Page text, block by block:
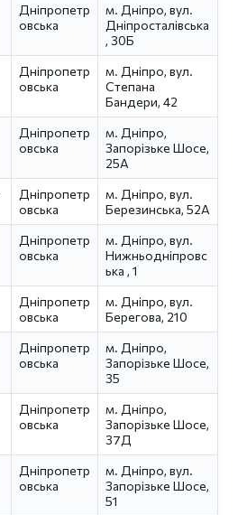
Дніпропетр
овська
м. Дніпро, вул.
Дніпросталівська
, 30Б
Дніпропетр
овська
м. Дніпро, вул.
Степана
Бандери, 42
Дніпропетр
овська
м. Дніпро,
Запорізьке Шосе,
25А
Дніпропетр
овська
м. Дніпро, вул.
Березинська, 52А
Дніпропетр
овська
м. Дніпро, вул.
Нижньодніпровс
ька , 1
Дніпропетр
овська
м. Дніпро, вул.
Берегова, 210
Дніпропетр
овська
м. Дніпро,
Запорізьке Шосе,
35
Дніпропетр
овська
м. Дніпро,
Запорізьке Шосе,
37Д
Дніпропетр
овська
м. Дніпро, вул.
Запорізьке Шосе,
51